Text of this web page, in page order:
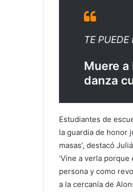
TE PUEDE
Muere
danza
Estudiantes de
la guardia de honor
masas’, destacó
‘Vine a verla
persona y como
a la cercanía de